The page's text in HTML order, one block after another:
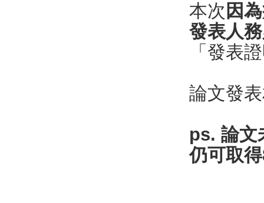
本次 因
發表人
「發表
論文發
ps. 論文
仍可取得